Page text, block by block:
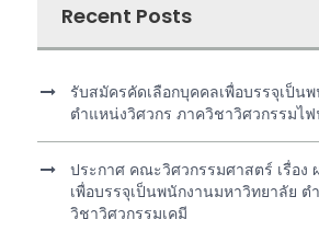
Recent Posts
รับสมัครคัดเลือกบุคคลเพื่อบรรจุเป็น
ตำแหน่งวิศวกร ภาควิชาวิศวกรรมไ
ประกาศ คณะวิศวกรรมศาสตร์ เรื่อง
เพื่อบรรจุเป็นพนักงานมหาวิทยาลัย ต
วิชาวิศวกรรมเคมี